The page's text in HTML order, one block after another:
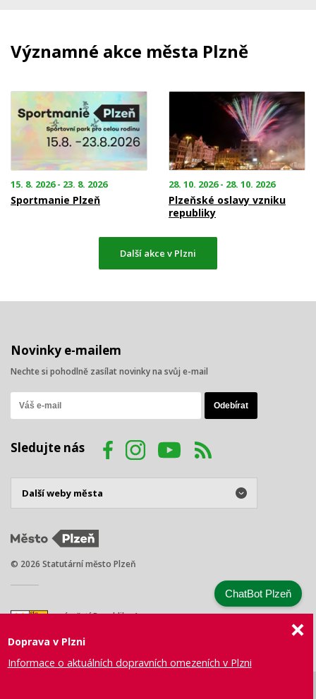
Významné akce města Plzně
15. 8. 2026 - 23. 8. 2026
Sportmanie Plzeň
28. 10. 2026 - 28. 10. 2026
Plzeňské oslavy vzniku
republiky
Další akce v Plzni
Novinky e-mailem
Nechte si pohodlně zasílat novinky na svůj e-mail
Sledujte nás
© 2026 Statutární město Plzeň
náměstí Republiky 1
Tel.: +420 378 031 111
Doprava v Plzni
Informace o aktuálních dopravních omezeních v Plzni
ChatBot Plzeň